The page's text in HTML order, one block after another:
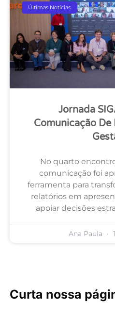
Últimas Notícias
Jornada
Comunicação
No quarto
comunicação foi
ferramenta para
relatórios em
apoiar decisões
Ana Paula
Curta nossa